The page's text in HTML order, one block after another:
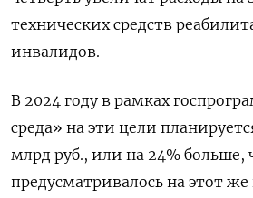
технических средств
инвалидов.
В 2024 году в рамках
среда» на эти цели
млрд руб., или на 24% больше,
предусматривалось на этот